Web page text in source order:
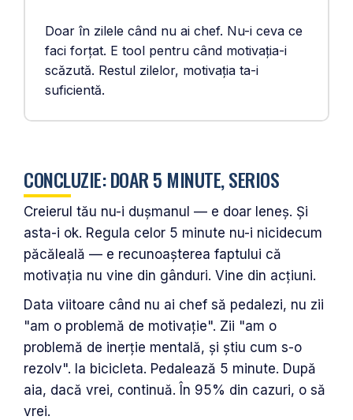
Doar în zilele când nu ai chef. Nu-i ceva ce
faci forțat. E tool pentru când motivația-i
scăzută. Restul zilelor, motivația ta-i
suficientă.
CONCLUZIE: DOAR 5 MINUTE, SERIOS
Creierul tău nu-i dușmanul — e doar leneș. Și
asta-i ok. Regula celor 5 minute nu-i nicidecum
păcăleală — e recunoașterea faptului că
motivația nu vine din gânduri. Vine din acțiuni.
Data viitoare când nu ai chef să pedalezi, nu zii
"am o problemă de motivație". Zii "am o
problemă de inerție mentală, și știu cum s-o
rezolv". Ia bicicleta. Pedalează 5 minute. După
aia, dacă vrei, continuă. În 95% din cazuri, o să
vrei.